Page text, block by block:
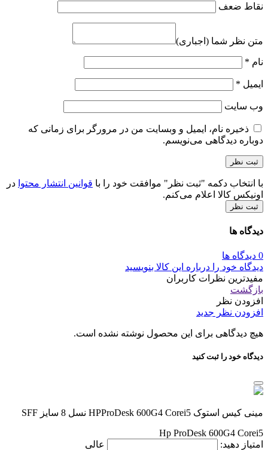
نقاط ضعف
متن نظر شما (اجباری)
نام *
ایمیل *
وب‌ سایت
ذخیره نام، ایمیل و وبسایت من در مرورگر برای زمانی که
دوباره دیدگاهی می‌نویسم.
با انتخاب دکمه "ثبت نظر" موافقت خود را با قوانین انتشار محتوا در
اونیکس کالا اعلام می‌کنم.
ثبت نظر
دیدگاه ها
0 دیدگاه ها
دیدگاه خود را درباره این کالا بنویسید
مفیدترین نظرات کاربران
بازگشت
افزودن نظر
افزودن نظر جدید
هیچ دیدگاهی برای این محصول نوشته نشده است.
دیدگاه خود را ثبت کنید
مینی کیس استوک HPProDesk 600G4 Corei5 نسل 8 سایز SFF
Hp ProDesk 600G4 Corei5
امتیاز دهید:
عالی